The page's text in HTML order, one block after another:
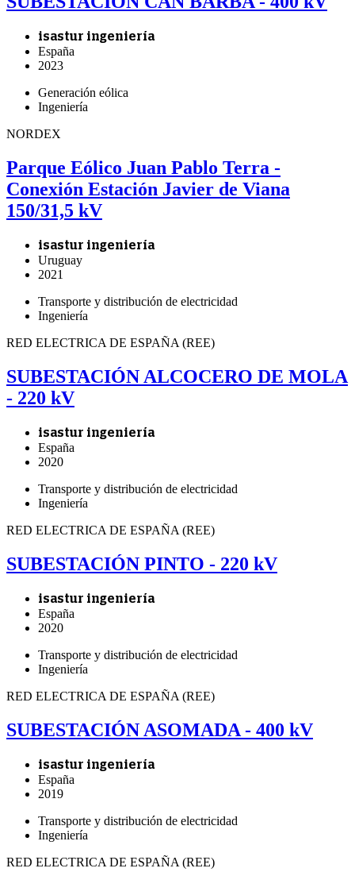
isastur ingeniería
España
2023
Generación eólica
Ingeniería
NORDEX
Parque Eólico Juan Pablo Terra -
Conexión Estación Javier de Viana
150/31,5 kV
isastur ingeniería
Uruguay
2021
Transporte y distribución de electricidad
Ingeniería
RED ELECTRICA DE ESPAÑA (REE)
SUBESTACIÓN ALCOCERO DE MOLA
- 220 kV
isastur ingeniería
España
2020
Transporte y distribución de electricidad
Ingeniería
RED ELECTRICA DE ESPAÑA (REE)
SUBESTACIÓN PINTO - 220 kV
isastur ingeniería
España
2020
Transporte y distribución de electricidad
Ingeniería
RED ELECTRICA DE ESPAÑA (REE)
SUBESTACIÓN ASOMADA - 400 kV
isastur ingeniería
España
2019
Transporte y distribución de electricidad
Ingeniería
RED ELECTRICA DE ESPAÑA (REE)